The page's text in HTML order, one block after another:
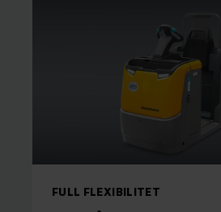
FULL FLEXIBILITET